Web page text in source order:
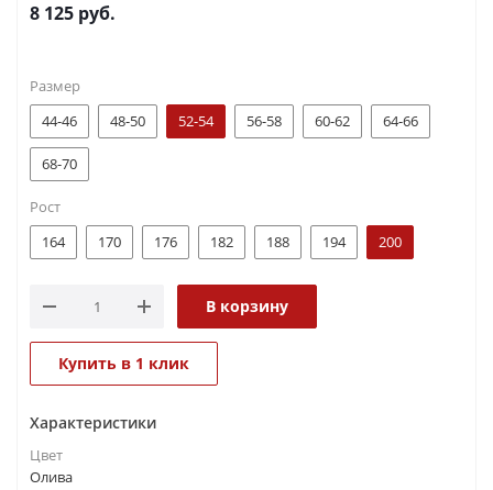
8 125 руб.
Размер
44-46
48-50 52-54 56-58 60-62 64-66
68-70
Рост
164
170 176 182 188 194 200
В корзину
Купить в 1 клик
Характеристики
Цвет
Олива